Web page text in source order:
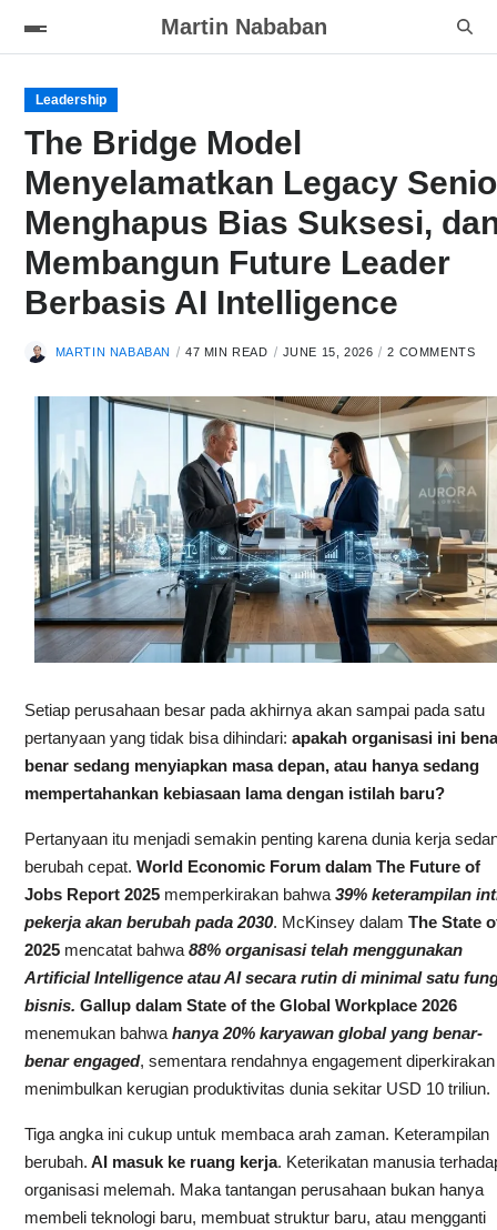
Martin Nababan
Leadership
The Bridge Model
Menyelamatkan Legacy
Menghapus Bias Suksesi,
Membangun Future Leader
Berbasis AI Intelligence
MARTIN NABABAN 47 MIN READ JUNE 15, 2026 2 COMMENTS
Setiap perusahaan besar pada akhirnya akan sampai pada satu
pertanyaan yang tidak bisa dihindari: apakah organisasi ini
benar sedang menyiapkan masa depan, atau hanya sedang
mempertahankan kebiasaan lama dengan istilah baru?
Pertanyaan itu menjadi semakin penting karena dunia kerja
berubah cepat. World Economic Forum dalam The Future of
Jobs Report 2025memperkirakan bahwa 39% keterampilan
pekerja akan berubah pada 2030. McKinsey dalam The State
2025 mencatat bahwa 88% organisasi telah menggunakan
Artificial Intelligence atau AI secara rutin di minimal satu
bisnis. Gallup dalam State of the Global Workplace 2026
menemukan bahwa hanya 20% karyawan global yang benar-
benar engaged, sementara rendahnya engagement diperkirakan
menimbulkan kerugian produktivitas dunia sekitar USD 10 triliun.
Tiga angka ini cukup untuk membaca arah zaman. Keterampilan
berubah. AI masuk ke ruang kerja. Keterikatan manusia
organisasi melemah. Maka tantangan perusahaan bukan hanya
membeli teknologi baru, membuat struktur baru, atau mengganti